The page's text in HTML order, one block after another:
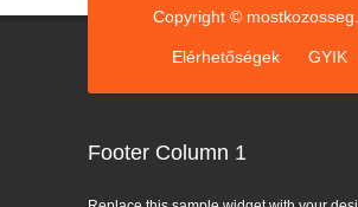
Copyright ©
Elérhetőségek GYIK
Footer Column 1